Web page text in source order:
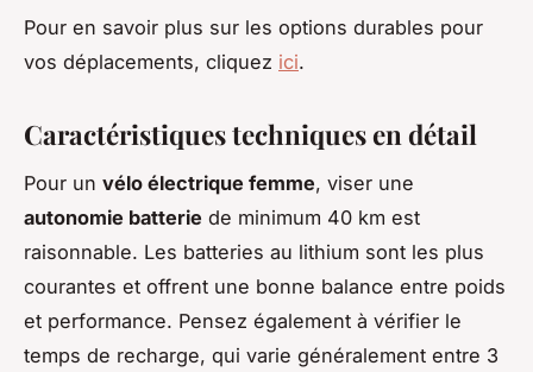
Pour en savoir plus sur les options durables pour
vos déplacements, cliquez ici.
Caractéristiques techniques en détail
Pour un vélo électrique femme, viser une
autonomie batterie de minimum 40 km est
raisonnable. Les batteries au lithium sont les plus
courantes et offrent une bonne balance entre poids
et performance. Pensez également à vérifier le
temps de recharge, qui varie généralement entre 3